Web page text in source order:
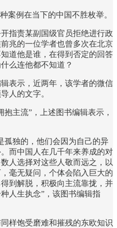
案例在当下的中国不胜枚举。
指责某副国级官员拒绝进行政
兆的一位学者也曾多次在北京
道他是谁，在得到否定的回答
么连他都不知道？
表示，近两年，该学者的微信
人的文字。
主流”，上述图书编辑表示，
孤独的，他们会因为自己的异
而中国人在几千年来养成的对
人选择对这些人敬而远之，以
毫无疑问，个体会陷入巨大的
到解脱，积极向主流靠拢，并
人生执念”，该图书编辑指
样饱受磨难和摧残的东欧知识